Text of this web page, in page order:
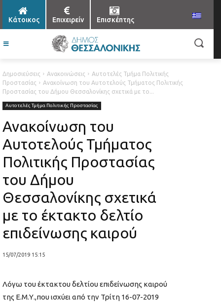
Κάτοικος Επιχειρείν Επισκέπτης
Δημοσιεύσεις Ανακοινώσεις
Αυτοτελές Τμήμα Πολιτικής
Προστασίας
Ανακοίνωση του Αυτοτελούς Τμήματος Πολιτικής
Προστασίας του Δήμου Θεσσαλονίκης σχετικά με το...
Αυτοτελές Τμήμα Πολιτικής Προστασίας
Ανακοίνωση του
Αυτοτελούς Τμήματος
Πολιτικής Προστασίας
του Δήμου
Θεσσαλονίκης σχετικά
με το έκτακτο δελτίο
επιδείνωσης καιρού
15/07/2019 15:15
Λόγω του έκτακτου δελτίου επιδείνωσης καιρού
της Ε.Μ.Υ.,που ισχύει από την Τρίτη 16-07-2019